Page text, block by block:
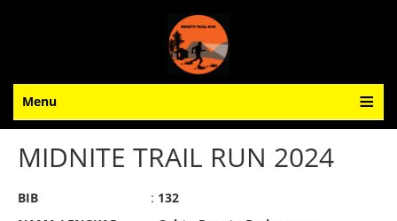
Menu
MIDNITE TRAIL RUN 2024
BIB : 132